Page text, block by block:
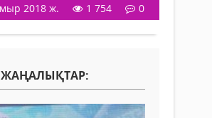
2018 ж.
1 754 0
ЖАҢАЛЫҚТАР: